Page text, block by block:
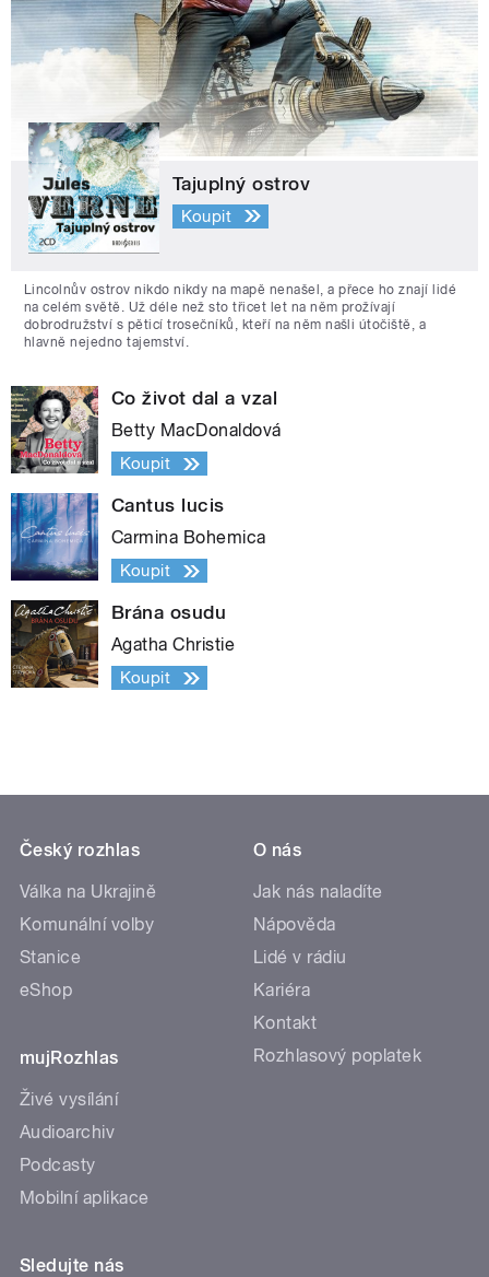
Tajuplný ostrov
Koupit
Lincolnův ostrov nikdo nikdy na mapě nenašel, a přece ho znají lidé
na celém světě. Už déle než sto třicet let na něm prožívají
dobrodružství s pěticí trosečníků, kteří na něm našli útočiště, a
hlavně nejedno tajemství.
Co život dal a vzal
Betty MacDonaldová
Koupit
Cantus lucis
Carmina Bohemica
Koupit
Brána osudu
Agatha Christie
Koupit
Český rozhlas
Válka na Ukrajině
Komunální volby
Stanice
eShop
mujRozhlas
Živé vysílání
Audioarchiv
Podcasty
Mobilní aplikace
O nás
Jak nás naladíte
Nápověda
Lidé v rádiu
Kariéra
Kontakt
Rozhlasový poplatek
Sledujte nás